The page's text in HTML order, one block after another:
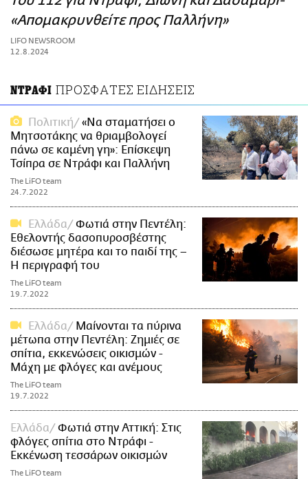
ΑΜΠΑ
PRINT
«Απομακρυνθείτε προς Παλλήνη»
LIFO NEWSROOM
12.8.2024
ΝΤΡΑΦΙ ΠΡΟΣΦΑΤΕΣ ΕΙΔΗΣΕΙΣ
Πολιτική
«Να σταματήσει ο
Μητσοτάκης να θριαμβολογεί
πάνω σε καμένη γη»: Επίσκεψη
Τσίπρα σε Ντράφι και Παλλήνη
The LiFO team
24.7.2022
Ελλάδα
Φωτιά στην Πεντέλη:
Εθελοντής δασοπυροσβέστης
διέσωσε μητέρα και το παιδί της –
Η περιγραφή του
The LiFO team
19.7.2022
Ελλάδα
Μαίνονται τα πύρινα
μέτωπα στην Πεντέλη: Ζημιές σε
σπίτια, εκκενώσεις οικισμών -
Μάχη με φλόγες και ανέμους
The LiFO team
19.7.2022
Ελλάδα
Φωτιά στην Αττική: Στις
φλόγες σπίτια στο Ντράφι -
Εκκένωση τεσσάρων οικισμών
The LiFO team